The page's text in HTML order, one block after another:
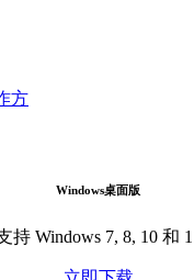
方
Windows桌面版
持 Windows 7, 8, 10 和